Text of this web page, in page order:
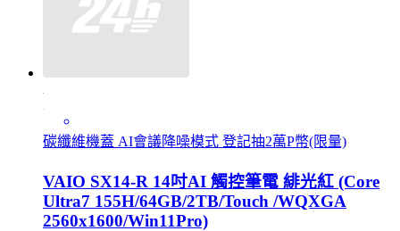
碳纖維機蓋 AI會議降噪模式 登記抽2萬P幣(限量)
VAIO SX14-R 14吋AI 觸控筆電 緋光紅 (Core
Ultra7 155H/64GB/2TB/Touch /WQXGA
2560x1600/Win11Pro)